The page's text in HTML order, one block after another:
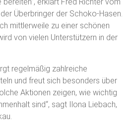
Überbringer der Schoko-Hasen.
mittlerweile zu einer schönen
von vielen Unterstützern in der
regelmäßig zahlreiche
und freut sich besonders über
Aktionen zeigen, wie wichtig
sind“, sagt Ilona Liebach,